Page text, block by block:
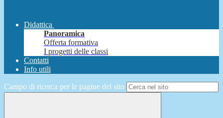
Didattica
Panoramica
Offerta formativa
I progetti delle classi
Contatti
Info utili
Campo di ricerca per le pagine del sito